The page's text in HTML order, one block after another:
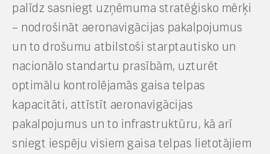
palīdz sasniegt uzņēmuma stratēģisko mērķi
– nodrošināt aeronavigācijas pakalpojumus
un to drošumu atbilstoši starptautisko un
nacionālo standartu prasībām, uzturēt
optimālu kontrolējamās gaisa telpas
kapacitāti, attīstīt aeronavigācijas
pakalpojumus un to infrastruktūru, kā arī
sniegt iespēju visiem gaisa telpas lietotājiem